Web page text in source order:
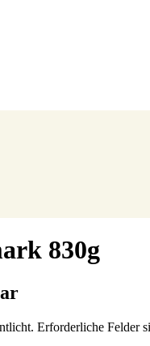
830g
Erforderliche Felder